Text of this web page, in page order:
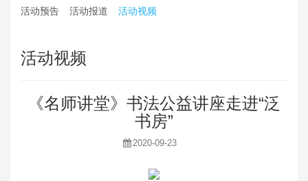
活动预告 活动报道 活动视频
活动视频
《名师讲堂》书法公益讲座走进“泛
书房”
2020-09-23